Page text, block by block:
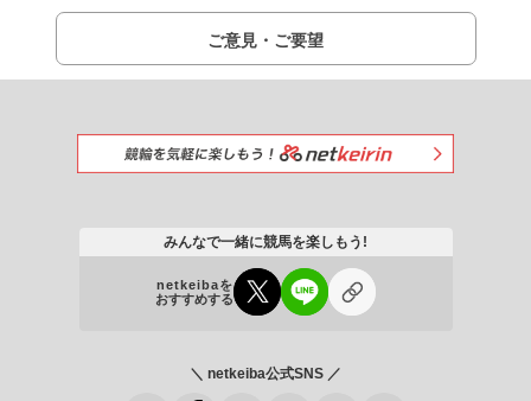
ご意見・ご要望
みんなで一緒に競馬を楽しもう!
netkeibaを
おすすめする
＼ netkeiba公式SNS ／